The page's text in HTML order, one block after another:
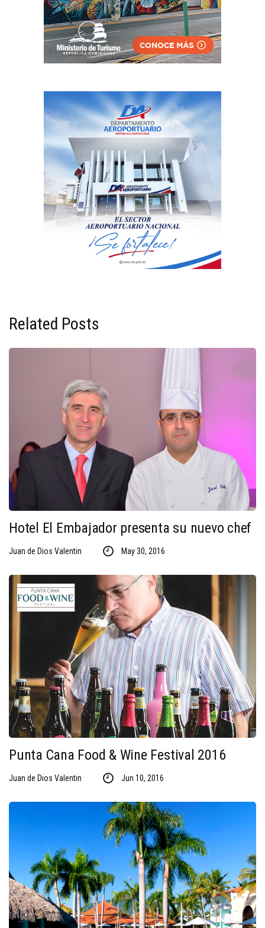
Related Posts
Hotel El Embajador presenta su nuevo chef
Juan de Dios Valentin May 30, 2016
Punta Cana Food & Wine Festival 2016
Juan de Dios Valentin Jun 10, 2016